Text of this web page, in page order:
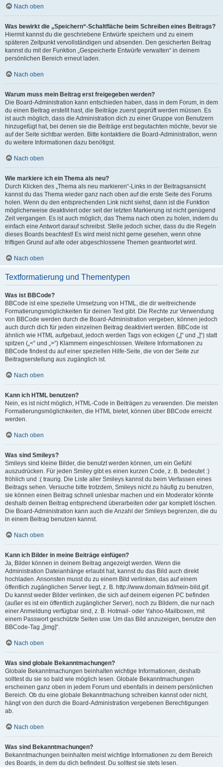
Nach oben
Was bewirkt die „Speichern“-Schaltfläche beim Schreiben eines Beitrags?
Hiermit kannst du die geschriebene Entwürfe speichern und zu einem
späteren Zeitpunkt vervollständigen und absenden. Den gesicherten Beitrag
kannst du mit der Funktion „Gespeicherte Entwürfe verwalten“ in deinem
persönlichen Bereich erneut laden.
Nach oben
Warum muss mein Beitrag erst freigegeben werden?
Die Board-Administration kann entschieden haben, dass in dem Forum, in dem
du einen Beitrag erstellt hast, die Beiträge zuerst geprüft werden müssen. Es
ist auch möglich, dass die Administration dich zu einer Gruppe von Benutzern
hinzugefügt hat, bei denen sie die Beiträge erst begutachten möchte, bevor sie
auf der Seite sichtbar werden. Bitte kontaktiere die Board-Administration, wenn
du weitere Informationen dazu benötigst.
Nach oben
Wie markiere ich ein Thema als neu?
Durch Klicken des „Thema als neu markieren“-Links in der Beitragsansicht
kannst du das Thema wieder ganz nach oben auf die erste Seite des Forums
holen. Wenn du den entsprechenden Link nicht siehst, dann ist die Funktion
möglicherweise deaktiviert oder seit der letzten Markierung ist nicht genügend
Zeit vergangen. Es ist auch möglich, das Thema nach oben zu holen, indem du
einfach eine Antwort darauf schreibst. Stelle jedoch sicher, dass du die Regeln
dieses Boards beachtest! Es wird meist nicht gerne gesehen, wenn ohne
triftigen Grund auf alte oder abgeschlossene Themen geantwortet wird.
Nach oben
Textformatierung und Thementypen
Was ist BBCode?
BBCode ist eine spezielle Umsetzung von HTML, die dir weitreichende
Formatierungsmöglichkeiten für deinen Text gibt. Die Rechte zur Verwendung
von BBCode werden durch die Board-Administration vergeben, können jedoch
auch durch dich für jeden einzelnen Beitrag deaktiviert werden. BBCode ist
ähnlich wie HTML aufgebaut, jedoch werden Tags von eckigen („[“ und „]“) statt
spitzen („<“ und „>“) Klammern eingeschlossen. Weitere Informationen zu
BBCode findest du auf einer speziellen Hilfe-Seite, die von der Seite zur
Beitragserstellung aus zugänglich ist.
Nach oben
Kann ich HTML benutzen?
Nein, es ist nicht möglich, HTML-Code in Beiträgen zu verwenden. Die meisten
Formatierungsmöglichkeiten, die HTML bietet, können über BBCode erreicht
werden.
Nach oben
Was sind Smileys?
Smileys sind kleine Bilder, die benutzt werden können, um ein Gefühl
auszudrücken. Für jeden Smiley gibt es einen kurzen Code, z. B. bedeutet :)
fröhlich und :( traurig. Die Liste aller Smileys kannst du beim Verfassen eines
Beitrags sehen. Versuche bitte trotzdem, Smileys nicht zu häufig zu benutzen,
sie können einen Beitrag schnell unlesbar machen und ein Moderator könnte
deshalb deinen Beitrag entsprechend überarbeiten oder gar komplett löschen.
Die Board-Administration kann auch die Anzahl der Smileys begrenzen, die du
in einem Beitrag benutzen kannst.
Nach oben
Kann ich Bilder in meine Beiträge einfügen?
Ja, Bilder können in deinem Beitrag angezeigt werden. Wenn die
Administration Dateianhänge erlaubt hat, kannst du das Bild auch direkt
hochladen. Ansonsten musst du zu einem Bild verlinken, das auf einem
öffentlich zugänglichen Server liegt, z. B. http://www.domain.tld/mein-bild.gif.
Du kannst weder Bilder verlinken, die sich auf deinem eigenen PC befinden
(außer es ist ein öffentlich zugänglicher Server), noch zu Bildern, die nur nach
einer Anmeldung verfügbar sind, z. B. Hotmail- oder Yahoo-Mailboxen, mit
einem Passwort geschützte Seiten usw. Um das Bild anzuzeigen, benutze den
BBCode-Tag „[img]“.
Nach oben
Was sind globale Bekanntmachungen?
Globale Bekanntmachungen beinhalten wichtige Informationen, deshalb
solltest du sie so bald wie möglich lesen. Globale Bekanntmachungen
erscheinen ganz oben in jedem Forum und ebenfalls in deinem persönlichen
Bereich. Ob du eine globale Bekanntmachung schreiben kannst oder nicht,
hängt von den durch die Board-Administration vergebenen Berechtigungen
ab.
Nach oben
Was sind Bekanntmachungen?
Bekanntmachungen beinhalten meist wichtige Informationen zu dem Bereich
des Boards, in dem du dich befindest. Du solltest sie stets lesen.